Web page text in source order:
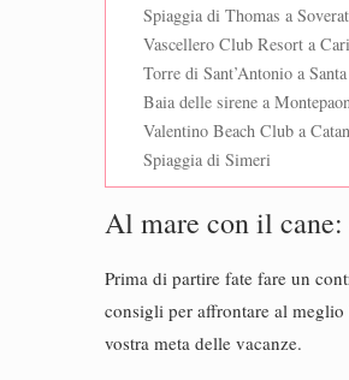
Spiaggia di Thomas a
Vascellero Club Resort a
Torre di Sant’Antonio a
Baia delle sirene a
Valentino Beach Club a
Spiaggia di Simeri
Al mare con il cane:
Prima di partire fate fare un
consigli per affrontare al
vostra meta delle vacanze.